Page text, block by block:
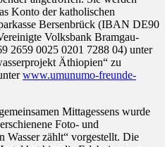
Konto der katholischen
Bersenbrück (IBAN DE90
Volksbank Bramgau-
2659 0025 0201 7288 04) unter
Äthiopien“ zu
www.umunumo-freunde-
Mittagessens wurde
Foto- und
Wasser zählt“ vorgestellt. Die